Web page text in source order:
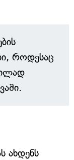
როდესაც
ახდენს